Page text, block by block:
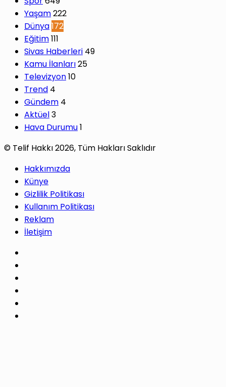
Yaşam222
Dünya172
Eğitim111
Sivas Haberleri 49
Kamu İlanları25
Televizyon10
Trend 4
Gündem 4
Aktüel3
Hava Durumu1
© Telif Hakkı 2026, Tüm Hakları Saklıdır
Hakkımızda
Künye
Gizlilik Politikası
Kullanım Politikası
Reklam
İletişim